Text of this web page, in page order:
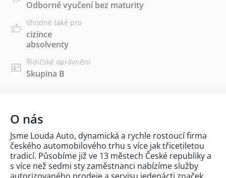
Odborné vyučení bez maturity
Vhodné také pro
cizince
absolventy
Řidičské oprávnění
Skupina B
O nás
Jsme Louda Auto, dynamická a rychle rostoucí firma
českého automobilového trhu s více jak třicetiletou
tradicí. Působíme již ve 13 městech České republiky a
s více než sedmi sty zaměstnanci nabízíme služby